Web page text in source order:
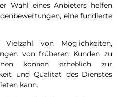
Wahl eines Anbieters helfen
eine fundierte
von Möglichkeiten,
von früheren Kunden zu
können erheblich zur
und Qualität des Dienstes
kann.